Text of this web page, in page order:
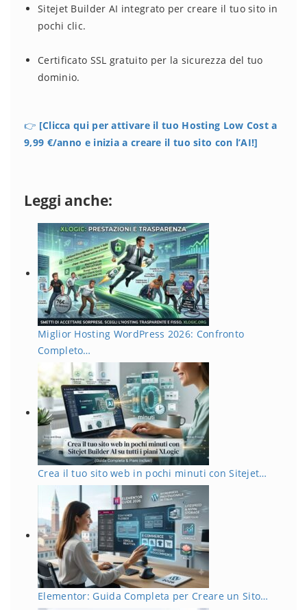
Sitejet Builder AI integrato per creare il tuo sito in
pochi clic.
Certificato SSL gratuito per la sicurezza del tuo
dominio.
👉 [Clicca qui per attivare il tuo Hosting Low Cost a
9,99 €/anno e inizia a creare il tuo sito con l’AI!]
Leggi anche:
Miglior Hosting WordPress 2026: Confronto
Completo…
Crea il tuo sito web in pochi minuti con Sitejet…
Elementor: Guida Completa per Creare un Sito…